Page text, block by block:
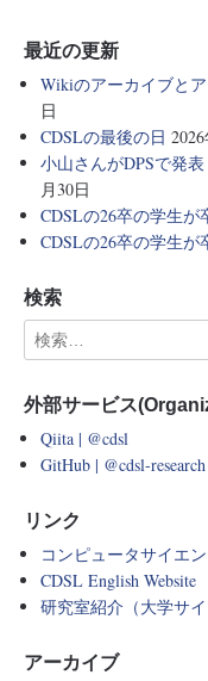
最近の更新
Wikiのアーカイブと
日
CDSLの最後の日
小山さんがDPSで発
月30日
CDSLの26卒の学生が
CDSLの26卒の学生が
検索
外部サービス
Qiita | @cdsl
GitHub | @cdsl-research
リンク
コンピュータサイエ
CDSL English Website
研究室紹介（大学サイ
アーカイブ